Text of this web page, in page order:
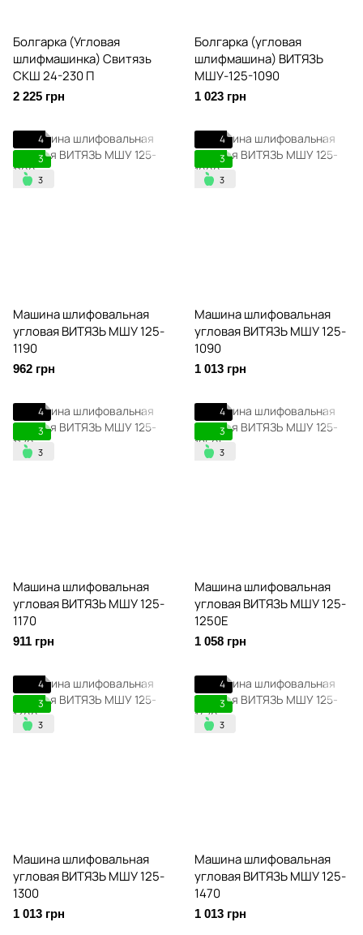
Болгарка (Угловая
шлифмашинка) Свитязь
СКШ 24-230 П
2 225 грн
Болгарка (угловая
шлифмашина) ВИТЯЗЬ
МШУ-125-1090
1 023 грн
4
3
Машина шлифовальная
угловая ВИТЯЗЬ МШУ 125-
1190
962 грн
4
3
Машина шлифовальная
угловая ВИТЯЗЬ МШУ 125-
1090
1 013 грн
4
3
Машина шлифовальная
угловая ВИТЯЗЬ МШУ 125-
1170
911 грн
4
3
Машина шлифовальная
угловая ВИТЯЗЬ МШУ 125-
1250Е
1 058 грн
4
3
Машина шлифовальная
угловая ВИТЯЗЬ МШУ 125-
1300
1 013 грн
4
3
Машина шлифовальная
угловая ВИТЯЗЬ МШУ 125-
1470
1 013 грн